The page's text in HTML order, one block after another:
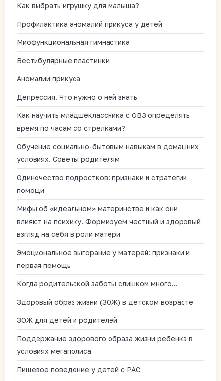
Как выбрать игрушку для малыша?
Профилактика аномалий прикуса у детей
Миофункциональная гимнастика
Вестибулярные пластинки
Аномалии прикуса
Депрессия. Что нужно о ней знать
Как научить младшеклассника с ОВЗ определять
время по часам со стрелками?
Обучение социально-бытовым навыкам в домашних
условиях. Советы родителям
Одиночество подростков: признаки и стратегии
помощи
Мифы об «идеальном» материнстве и как они
влияют на психику. Формируем честный и здоровый
взгляд на себя в роли матери
Эмоциональное выгорание у матерей: признаки и
первая помощь
Когда родительской заботы слишком много…
Здоровый образ жизни (ЗОЖ) в детском возрасте
ЗОЖ для детей и родителей
Поддержание здорового образа жизни ребенка в
условиях мегаполиса
Пищевое поведение у детей с РАС